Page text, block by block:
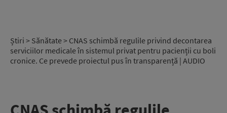
Știri > Sănătate> CNAS schimbă regulile privind decontarea
serviciilor medicale în sistemul privat pentru pacienții cu boli
cronice. Ce prevede proiectul pus în transparență | AUDIO